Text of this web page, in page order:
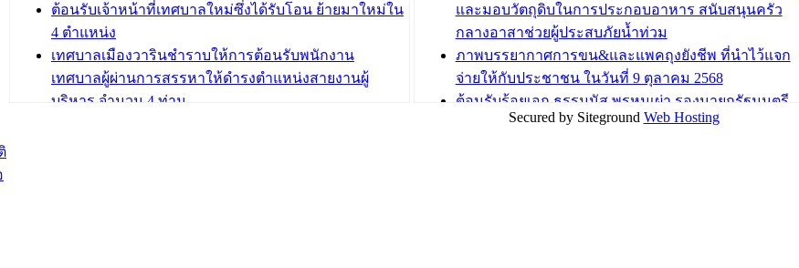
ต้อนรับเจ้าหน้าที่เทศบาลใหม่ซึ่งได้รับโอน ย้ายมาใหม่ใน
4 ตำแหน่ง
เทศบาลเมืองวารินชำราบให้การต้อนรับพนักงาน
เทศบาลผู้ผ่านการสรรหาให้ดำรงตำแหน่งสายงานผู้
บริหาร จำนวน 4 ท่าน
และมอบวัตถุดิบในการประกอบอาหาร สนับสนุนครัว
กลางอาสาช่วยผู้ประสบภัยน้ำท่วม
ภาพบรรยากาศการขน&และแพคถุงยังชีพ ที่นำไว้แจก
จ่ายให้กับประชาชน ในวันที่ 9 ตุลาคม 2568
ต้อนรับร้อยเอก ธรรมนัส พรหมเผ่า รองนายกรัฐมนตรี
และรัฐมนตรีว่าการกระทรวงเกษตรและสหกรณ์ ลงพื้นที่
Secured by Siteground Web Hosting